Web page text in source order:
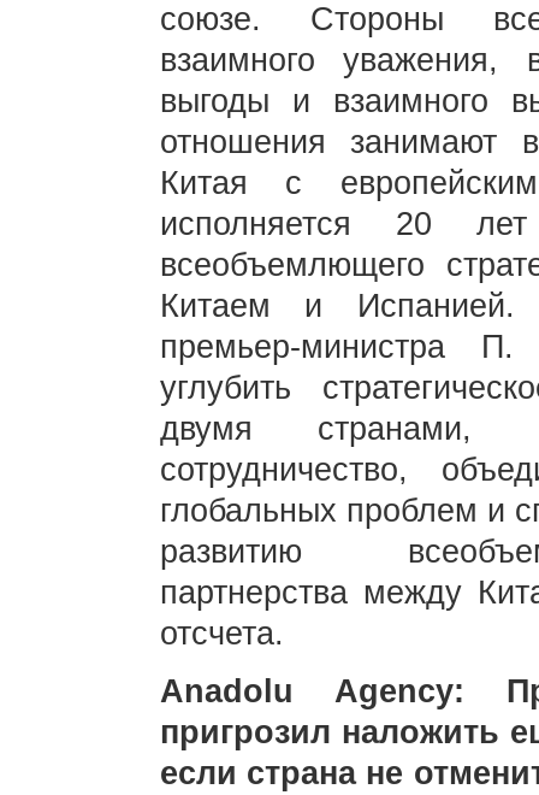
союзе. Стороны
взаимного уважения,
выгоды и взаимного
отношения занимают
Китая с
исполняется 20
всеобъемлющего
Китаем и Испанией.
премьер-министра
углубить
двумя странами,
сотрудничество,
глобальных проблем и
развитию
партнерства между
отсчета.
Anadolu Agency:
пригрозил наложить
если страна не